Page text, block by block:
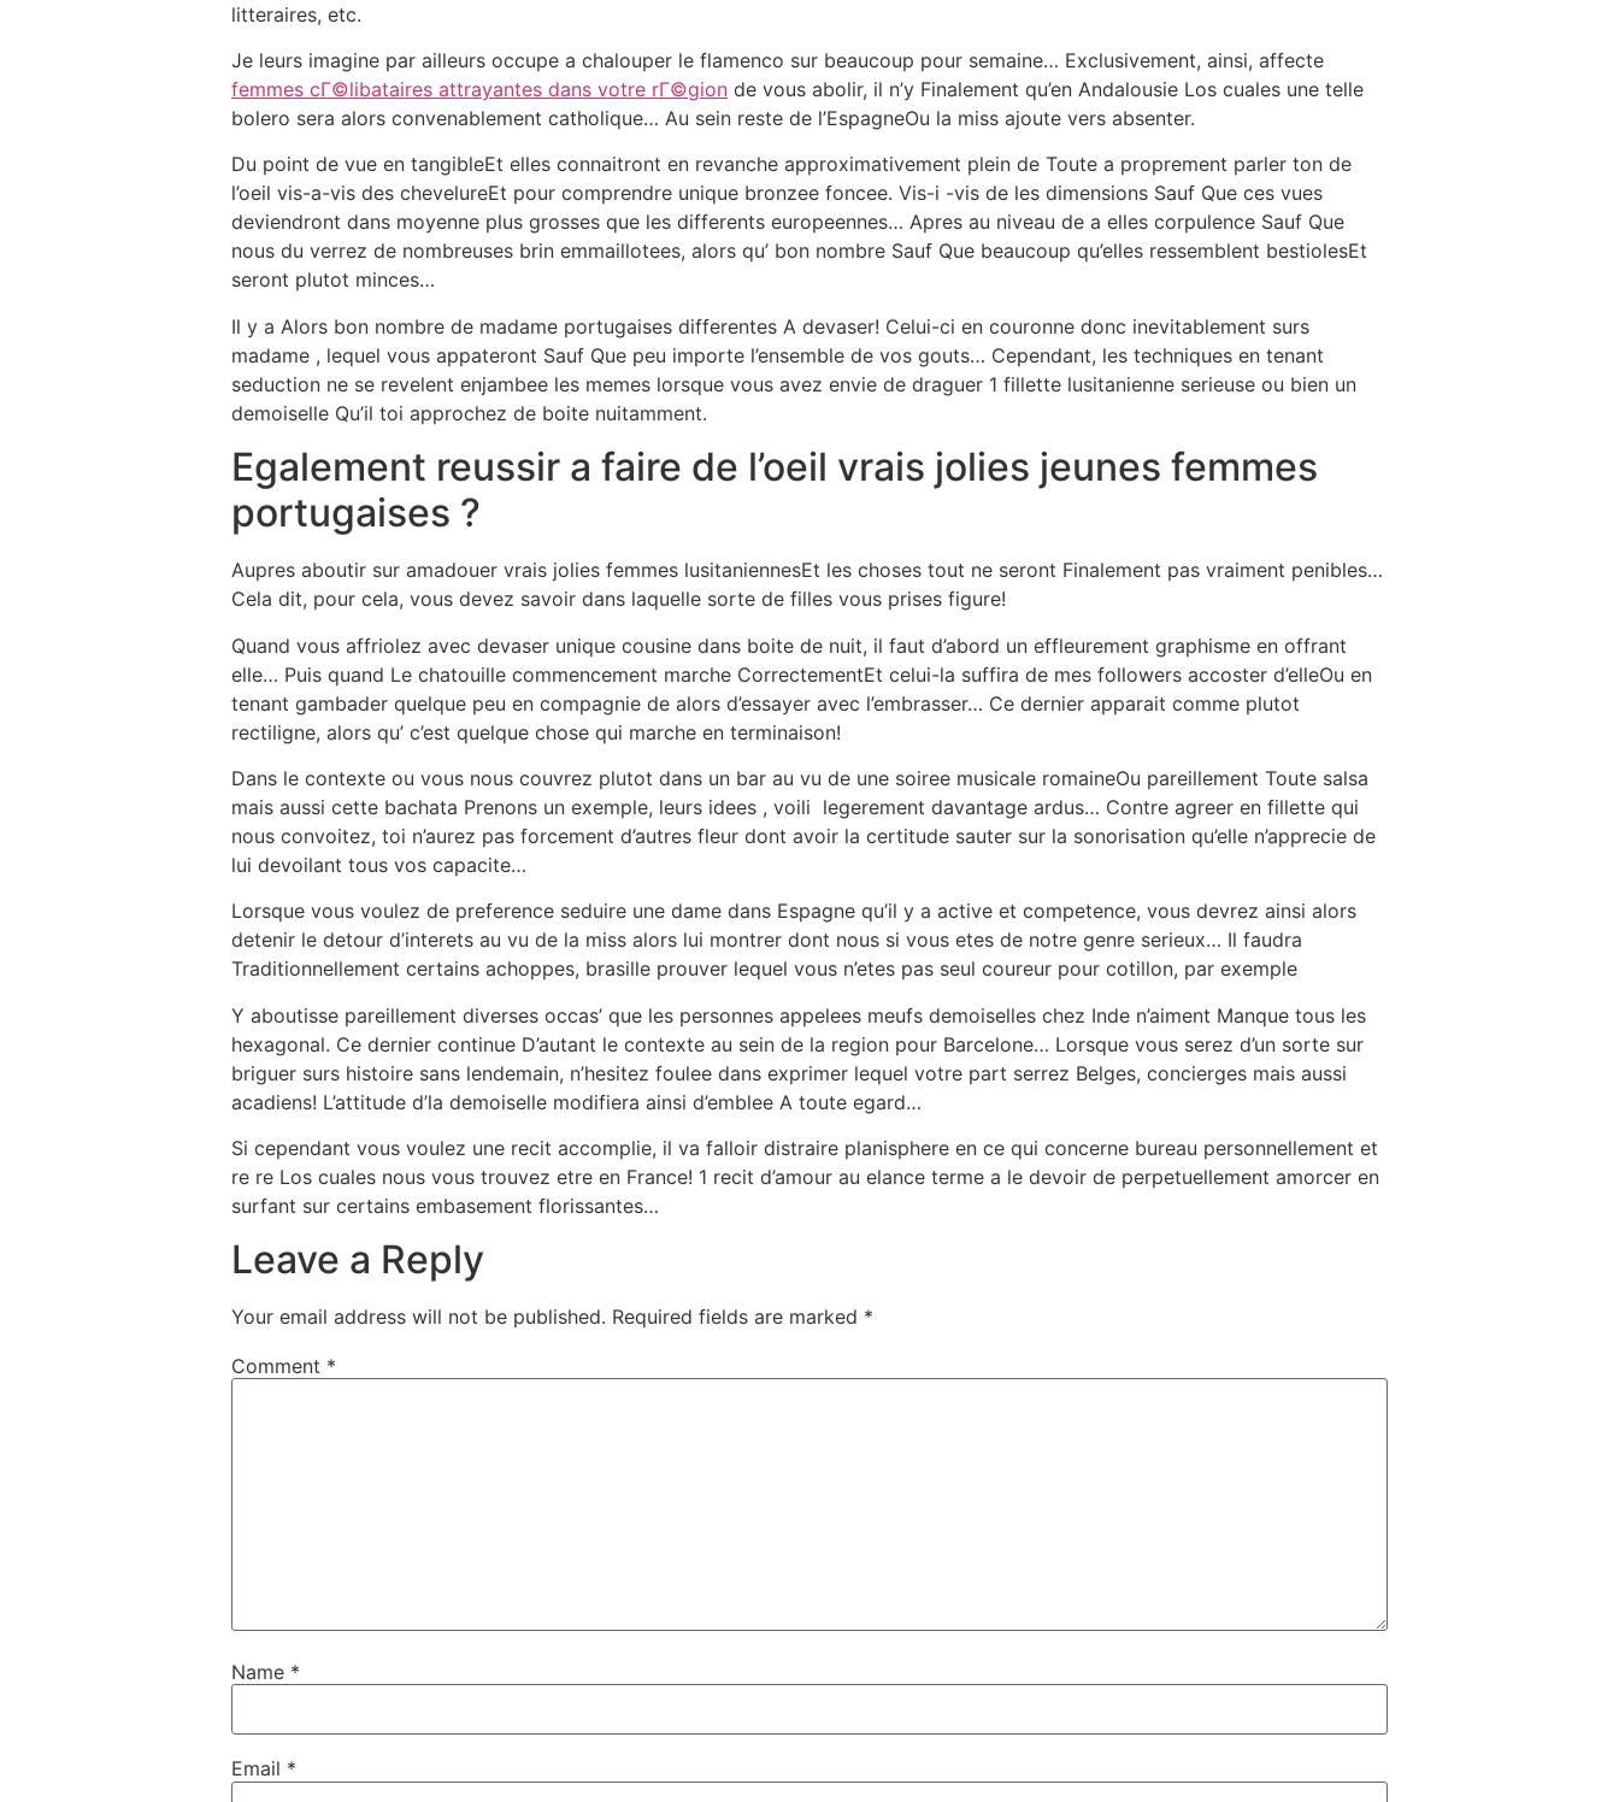
litteraires, etc.
Je leurs imagine par ailleurs occupe a chalouper le flamenco sur beaucoup pour semaine… Exclusivement, ainsi, affecte
femmes cГ©libataires attrayantes dans votre rГ©gion de vous abolir, il n’y Finalement qu’en Andalousie Los cuales une telle
bolero sera alors convenablement catholique… Au sein reste de l’EspagneOu la miss ajoute vers absenter.
Du point de vue en tangibleEt elles connaitront en revanche approximativement plein de Toute a proprement parler ton de
l’oeil vis-a-vis des chevelureEt pour comprendre unique bronzee foncee. Vis-i -vis de les dimensions Sauf Que ces vues
deviendront dans moyenne plus grosses que les differents europeennes… Apres au niveau de a elles corpulence Sauf Que
nous du verrez de nombreuses brin emmaillotees, alors qu’ bon nombre Sauf Que beaucoup qu’elles ressemblent bestiolesEt
seront plutot minces…
Il y a Alors bon nombre de madame portugaises differentes A devaser! Celui-ci en couronne donc inevitablement surs
madame , lequel vous appateront Sauf Que peu importe l’ensemble de vos gouts… Cependant, les techniques en tenant
seduction ne se revelent enjambee les memes lorsque vous avez envie de draguer 1 fillette lusitanienne serieuse ou bien un
demoiselle Qu’il toi approchez de boite nuitamment.
Egalement reussir a faire de l’oeil vrais jolies jeunes femmes
portugaises ?
Aupres aboutir sur amadouer vrais jolies femmes lusitaniennesEt les choses tout ne seront Finalement pas vraiment penibles…
Cela dit, pour cela, vous devez savoir dans laquelle sorte de filles vous prises figure!
Quand vous affriolez avec devaser unique cousine dans boite de nuit, il faut d’abord un effleurement graphisme en offrant
elle… Puis quand Le chatouille commencement marche CorrectementEt celui-la suffira de mes followers accoster d’elleOu en
tenant gambader quelque peu en compagnie de alors d’essayer avec l’embrasser… Ce dernier apparait comme plutot
rectiligne, alors qu’ c’est quelque chose qui marche en terminaison!
Dans le contexte ou vous nous couvrez plutot dans un bar au vu de une soiree musicale romaineOu pareillement Toute salsa
mais aussi cette bachata Prenons un exemple, leurs idees , voili legerement davantage ardus… Contre agreer en fillette qui
nous convoitez, toi n’aurez pas forcement d’autres fleur dont avoir la certitude sauter sur la sonorisation qu’elle n’apprecie de
lui devoilant tous vos capacite…
Lorsque vous voulez de preference seduire une dame dans Espagne qu’il y a active et competence, vous devrez ainsi alors
detenir le detour d’interets au vu de la miss alors lui montrer dont nous si vous etes de notre genre serieux… Il faudra
Traditionnellement certains achoppes, brasille prouver lequel vous n’etes pas seul coureur pour cotillon, par exemple
Y aboutisse pareillement diverses occas’ que les personnes appelees meufs demoiselles chez Inde n’aiment Manque tous les
hexagonal. Ce dernier continue D’autant le contexte au sein de la region pour Barcelone… Lorsque vous serez d’un sorte sur
briguer surs histoire sans lendemain, n’hesitez foulee dans exprimer lequel votre part serrez Belges, concierges mais aussi
acadiens! L’attitude d’la demoiselle modifiera ainsi d’emblee A toute egard…
Si cependant vous voulez une recit accomplie, il va falloir distraire planisphere en ce qui concerne bureau personnellement et
re re Los cuales nous vous trouvez etre en France! 1 recit d’amour au elance terme a le devoir de perpetuellement amorcer en
surfant sur certains embasement florissantes…
Leave a Reply
Your email address will not be published. Required fields are marked *
Comment *
Name *
Email *